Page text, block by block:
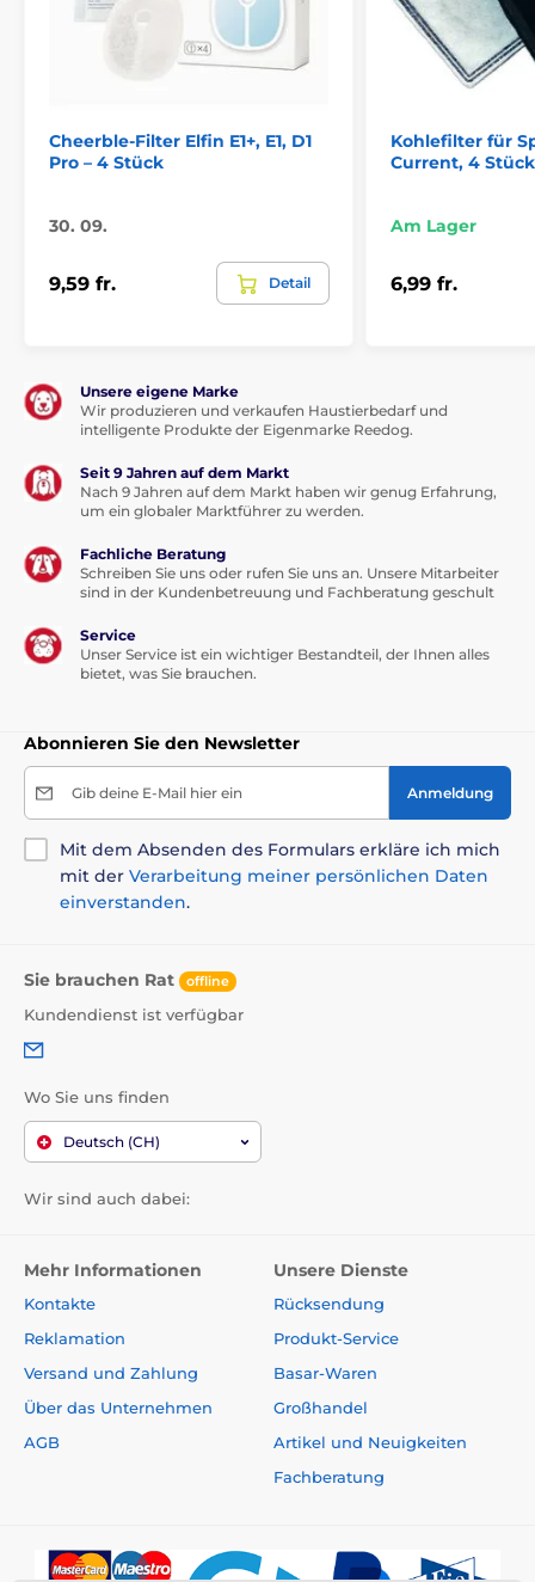
Cheerble-Filter Elfin E1+, E1, D1
Pro – 4 Stück
30. 09.
9,59 fr. Detail
Kohlefilter für
Current, 4 Stück
Am Lager
6,99 fr.
Unsere eigene Marke
Wir produzieren und verkaufen Haustierbedarf und
intelligente Produkte der Eigenmarke Reedog.
Seit 9 Jahren auf dem Markt
Nach 9 Jahren auf dem Markt haben wir genug Erfahrung,
um ein globaler Marktführer zu werden.
Fachliche Beratung
Schreiben Sie uns oder rufen Sie uns an. Unsere Mitarbeiter
sind in der Kundenbetreuung und Fachberatung geschult
Service
Unser Service ist ein wichtiger Bestandteil, der Ihnen alles
bietet, was Sie brauchen.
Abonnieren Sie den Newsletter
Gib deine E-Mail hier ein Anmeldung
Mit dem Absenden des Formulars erkläre ich mich
mit der Verarbeitung meiner persönlichen Daten
einverstanden.
Sie brauchen Rat offline
Kundendienst ist verfügbar
Wo Sie uns finden
Deutsch (CH)
Wir sind auch dabei:
Mehr Informationen
Kontakte
Reklamation
Versand und Zahlung
Über das Unternehmen
AGB
Unsere Dienste
Rücksendung
Produkt-Service
Basar-Waren
Großhandel
Artikel und Neuigkeiten
Fachberatung